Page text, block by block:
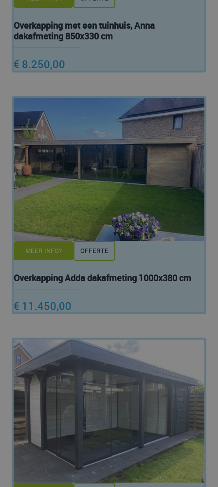
Overkapping met een tuinhuis, Anna
dakafmeting 850x330 cm
€ 8.250,00
MEER INFO? OFFERTE
Overkapping Adda dakafmeting 1000x380 cm
€ 11.450,00